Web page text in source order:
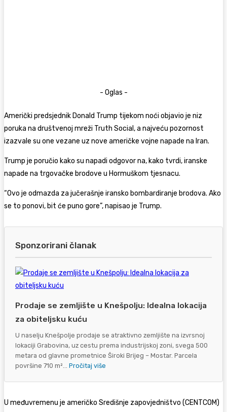
- Oglas -
Američki predsjednik Donald Trump tijekom noći objavio je niz
poruka na društvenoj mreži Truth Social, a najveću pozornost
izazvale su one vezane uz nove američke vojne napade na Iran.
Trump je poručio kako su napadi odgovor na, kako tvrdi, iranske
napade na trgovačke brodove u Hormuškom tjesnacu.
“Ovo je odmazda za jučerašnje iransko bombardiranje brodova. Ako
se to ponovi, bit će puno gore”, napisao je Trump.
Sponzorirani članak
Prodaje se zemljište u Knešpolju: Idealna lokacija
za obiteljsku kuću
U naselju Knešpolje prodaje se atraktivno zemljište na izvrsnoj
lokaciji Grabovina, uz cestu prema industrijskoj zoni, svega 500
metara od glavne prometnice Široki Brijeg – Mostar. Parcela
površine 710 m²... Pročitaj više
U međuvremenu je američko Središnje zapovjedništvo (CENTCOM)